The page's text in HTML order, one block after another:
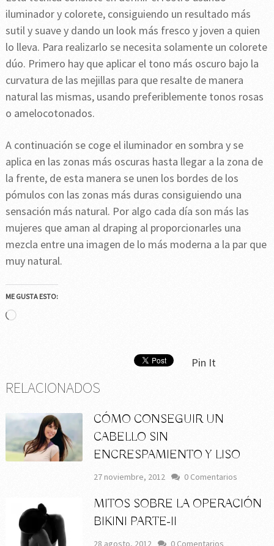
iluminador y colorete, consiguiendo un resultado más
sutil y suave y dando un look más fresco y joven a quien
lo lleva. Para realizarlo se necesita solamente un colorete
dúo. Primero hay que aplicar el tono más oscuro bajo la
curvatura de las mejillas para que resalte de manera
natural las mismas, usando preferiblemente tonos rosas
o amelocotonados.
A continuación se coge el iluminador en sombra y se
aplica en las zonas más oscuras hasta llegar a la zona de
la frente, de esta manera se unen los bordes de los
pómulos con las zonas más duras consiguiendo una
sensación más natural. Por algo cada día son más las
mujeres que aman al draping al proporcionarles una
mezcla entre una imagen de lo más moderna a la par que
muy natural.
ME GUSTA ESTO:
Cargando...
Pin It
RELACIONADOS
CÓMO CONSEGUIR UN
CABELLO SIN
ENCRESPAMIENTO Y LISO
27 noviembre, 2012 0 Comentarios
MITOS SOBRE LA OPERACIÓN
BIKINI PARTE-II
28 agosto, 2012 0 Comentarios